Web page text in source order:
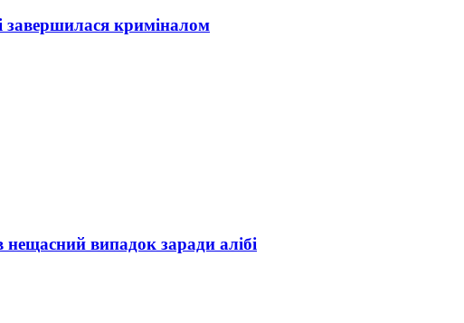
завершилася криміналом
нещасний випадок заради алібі